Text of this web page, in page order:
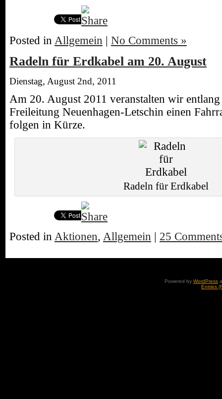
Posted in Allgemein No Comments »
Radeln für Erdkabel am 20. August
Dienstag, August 2nd, 2011
Am 20. August 2011 veranstalten wir
Freileitung Neuenhagen-Letschin einen
folgen in Kürze.
Radeln für Erdkabel
Posted in Aktionen, Allgemein 25
Powered by WordPress
Entries